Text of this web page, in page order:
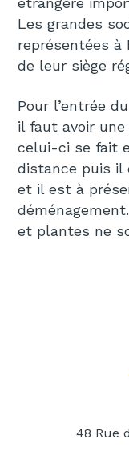
Les grandes
représentées à
de leur siège
Pour l’entrée
il faut avoir
celui-ci se fait
distance puis il
et il est à
et plantes ne
48 Rue